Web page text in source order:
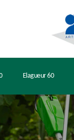
Elagueur 60